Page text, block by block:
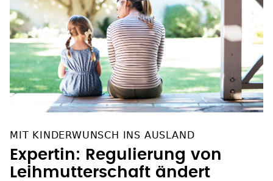
MIT KINDERWUNSCH INS AUSLAND
Expertin: Regulierung von
Leihmutterschaft ändert